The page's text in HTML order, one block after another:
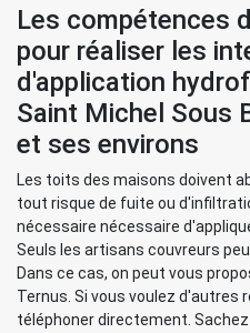
Les compétences
pour réaliser les
d'application
Saint Michel Sous
et ses environs
Les toits des maisons doivent
tout risque de fuite ou
nécessaire nécessaire
Seuls les artisans couvreurs
Dans ce cas, on peut vous
Ternus. Si vous voulez d'autres
téléphoner directement.